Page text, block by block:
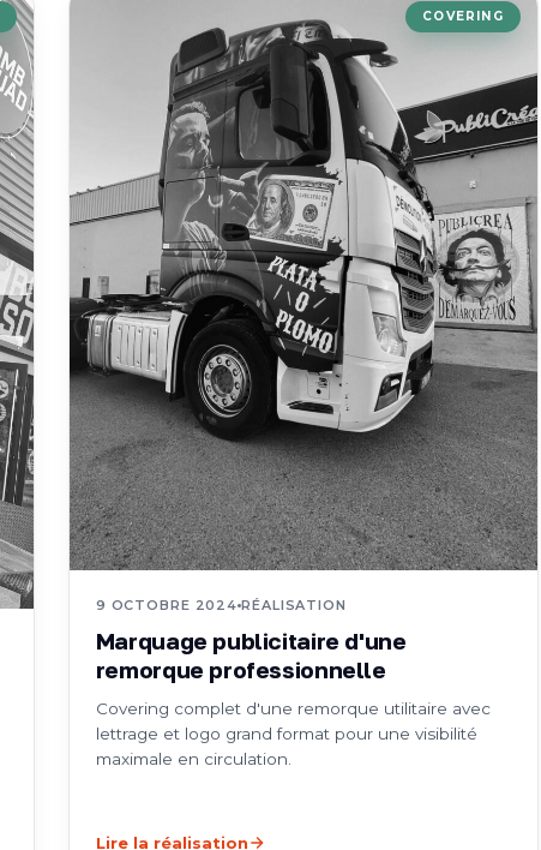
COVERING
9 OCTOBRE 2024 RÉALISATION
Marquage publicitaire d'une
remorque professionnelle
Covering complet d'une remorque utilitaire avec
lettrage et logo grand format pour une visibilité
maximale en circulation.
Lire la réalisation